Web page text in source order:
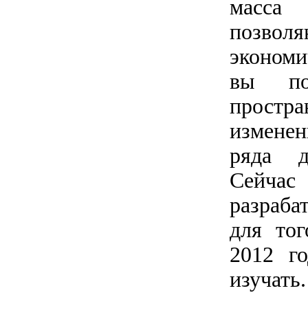
масса
вы
ряда
для
2012
изучать.